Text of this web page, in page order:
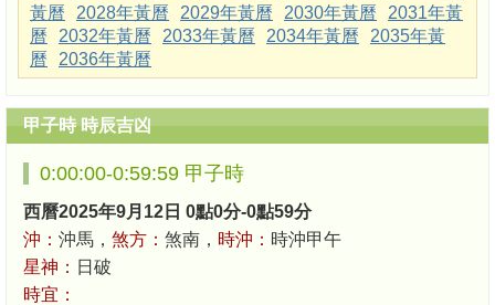
黃曆
2028年黃曆 2029年黃曆 2030年黃曆
2031年黃
曆
2032年黃曆 2033年黃曆 2034年黃曆
2035年黃
曆
2036年黃曆
甲子時 時辰吉凶
0:00:00-0:59:59 甲子時
西曆2025年9月12日 0點0分-0點59分
沖： 沖馬， 煞方： 煞南， 時沖： 時沖甲午
星神： 日破
時宜：